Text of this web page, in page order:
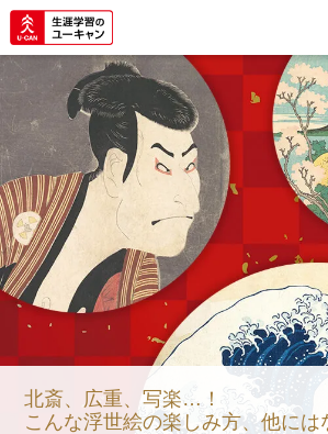
北斎、広重、写楽…！
こんな浮世絵の楽しみ方、他には